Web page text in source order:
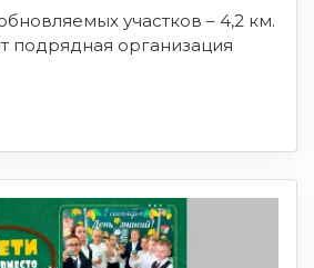
участков – 4,2 км.
подрядная организация